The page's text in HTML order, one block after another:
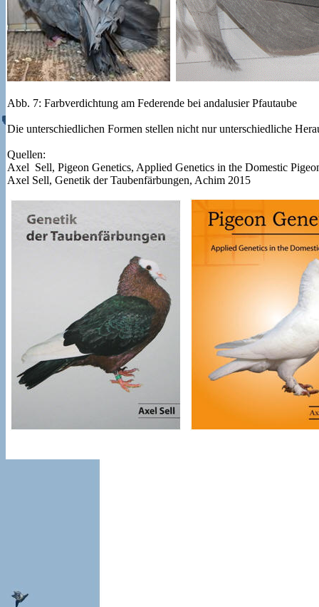
Abb. 7: Farbverdichtung am Federende bei andalusier Pfautaube
Die unterschiedlichen Formen stellen nicht nur unterschiedliche
Quellen:
Axel Sell, Pigeon Genetics, Applied Genetics in the Domestic
Axel Sell, Genetik der Taubenfärbungen, Achim 2015